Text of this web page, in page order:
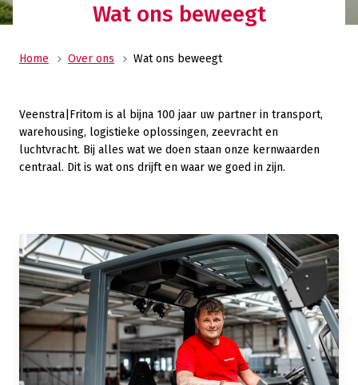
Wat ons beweegt
Home Over ons Wat ons beweegt
Veenstra|Fritom is al bijna 100 jaar uw partner in transport,
warehousing, logistieke oplossingen, zeevracht en
luchtvracht. Bij alles wat we doen staan onze kernwaarden
centraal. Dit is wat ons drijft en waar we goed in zijn.